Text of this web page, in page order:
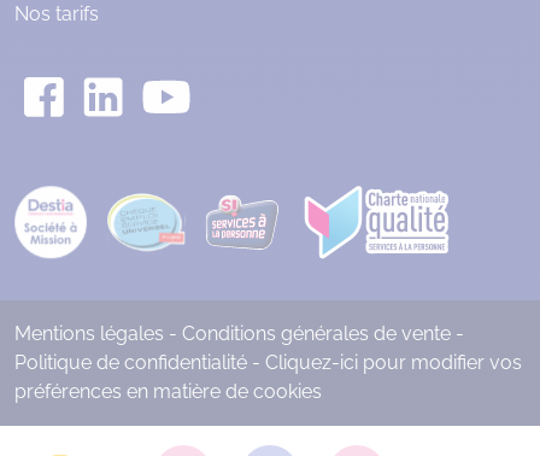
Nos tarifs
Mentions légales - Conditions générales de vente -
Politique de confidentialité - Cliquez-ici pour modifier vos
préférences en matière de cookies